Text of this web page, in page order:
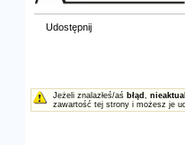
Udostępnij
Jeżeli znalazłeś/aś błąd ,
zawartość tej strony i możesz je